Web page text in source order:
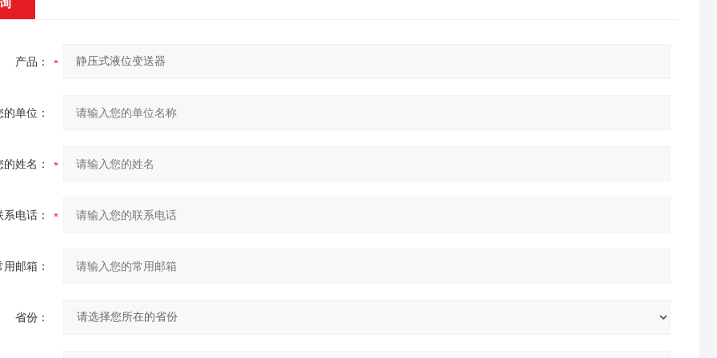
产品：
的单位：
的姓名：
系电话：
用邮箱：
省份：